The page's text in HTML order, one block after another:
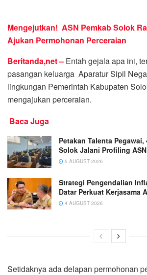
Mengejutkan! ASN Pemkab Solok
Ajukan Permohonan Perceraian
Beritanda,net – Entah gejala apa ini,
pasangan keluarga Aparatur Sipil
lingkungan Pemerintah Kabupaten
mengajukan perceraian.
Baca Juga
Petakan Talenta Pegawai,
Solok Jalani Profiling
5 AUGUST 2026
Strategi Pengendalian
Datar Perkuat Kerjasama
4 AUGUST 2026
Setidaknya ada delapan permohonan